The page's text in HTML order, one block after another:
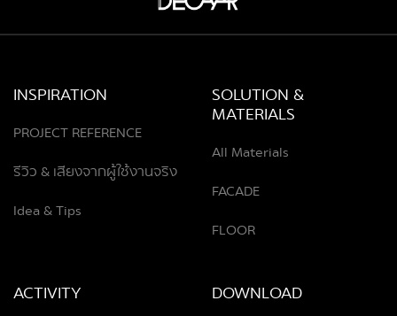
INSPIRATION
PROJECT REFERENCE
รีวิว & เสียงจากผู้ใช้งานจริง
Idea & Tips
SOLUTION &
MATERIALS
All Materials
FACADE
FLOOR
ACTIVITY DOWNLOAD